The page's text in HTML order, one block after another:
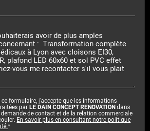
formulaire, j'accepte que les informations
parLE DAIN CONCEPT RENOVATIONdans
de contact et de la relation commerciale
En savoir plus en consultant notre politique
*